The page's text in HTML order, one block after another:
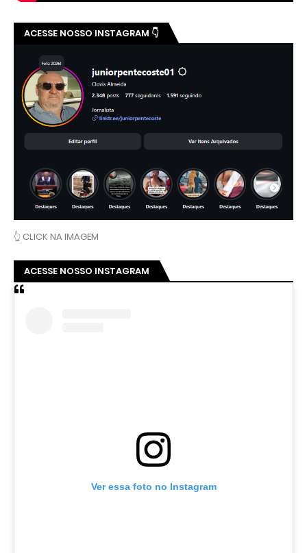
ACESSE NOSSO INSTAGRAM 👇
👆 CLICK NA IMAGEM
ACESSE NOSSO INSTAGRAM
Ver essa foto no Instagram